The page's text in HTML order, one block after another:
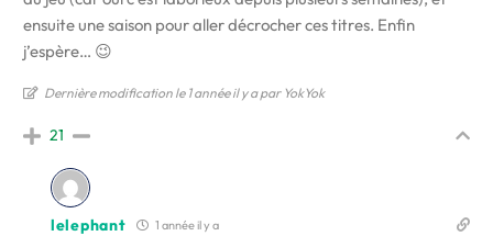
ensuite une saison pour aller décrocher ces titres. Enfin
j’espère… 😉
Dernière modification le 1 année il y a par YokYok
21
lelephant 1 année il y a